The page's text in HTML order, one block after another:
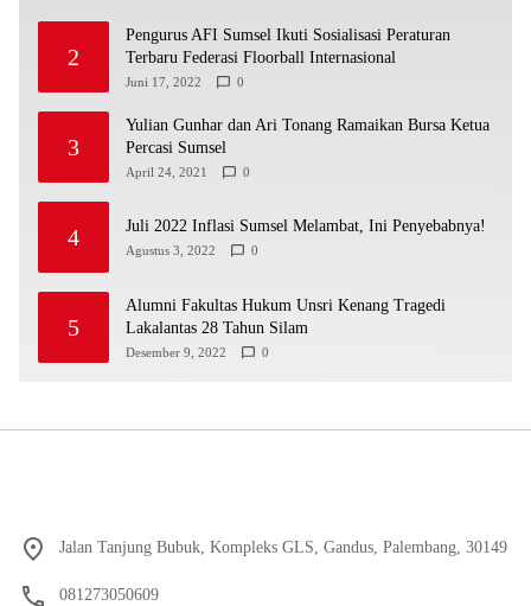
2
Pengurus AFI Sumsel Ikuti Sosialisasi Peraturan
Terbaru Federasi Floorball Internasional
Juni 17, 2022 0
3
Yulian Gunhar dan Ari Tonang Ramaikan Bursa Ketua
Percasi Sumsel
April 24, 2021 0
4 Juli 2022 Inflasi Sumsel Melambat, Ini Penyebabnya!
Agustus 3, 2022 0
5
Alumni Fakultas Hukum Unsri Kenang Tragedi
Lakalantas 28 Tahun Silam
Desember 9, 2022 0
Jalan Tanjung Bubuk, Kompleks GLS, Gandus, Palembang, 30149
081273050609